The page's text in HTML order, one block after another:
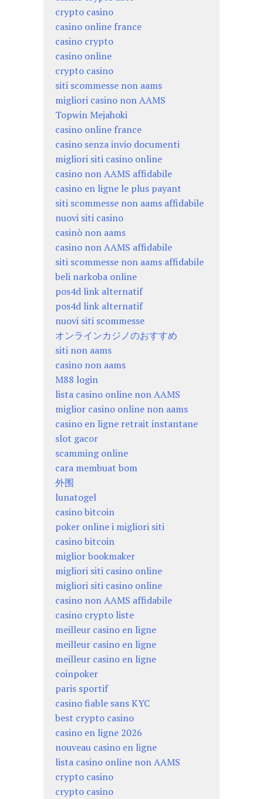
crypto casino
casino online france
casino crypto
casino online
crypto casino
siti scommesse non aams
migliori casino non AAMS
Topwin Mejahoki
casino online france
casino senza invio documenti
migliori siti casino online
casino non AAMS affidabile
casino en ligne le plus payant
siti scommesse non aams affidabile
nuovi siti casino
casinò non aams
casino non AAMS affidabile
siti scommesse non aams affidabile
beli narkoba online
pos4d link alternatif
pos4d link alternatif
nuovi siti scommesse
オンラインカジノのおすすめ
siti non aams
casino non aams
M88 login
lista casino online non AAMS
miglior casino online non aams
casino en ligne retrait instantane
slot gacor
scamming online
cara membuat bom
外围
lunatogel
casino bitcoin
poker online i migliori siti
casino bitcoin
miglior bookmaker
migliori siti casino online
migliori siti casino online
casino non AAMS affidabile
casino crypto liste
meilleur casino en ligne
meilleur casino en ligne
meilleur casino en ligne
coinpoker
paris sportif
casino fiable sans KYC
best crypto casino
casino en ligne 2026
nouveau casino en ligne
lista casino online non AAMS
crypto casino
crypto casino